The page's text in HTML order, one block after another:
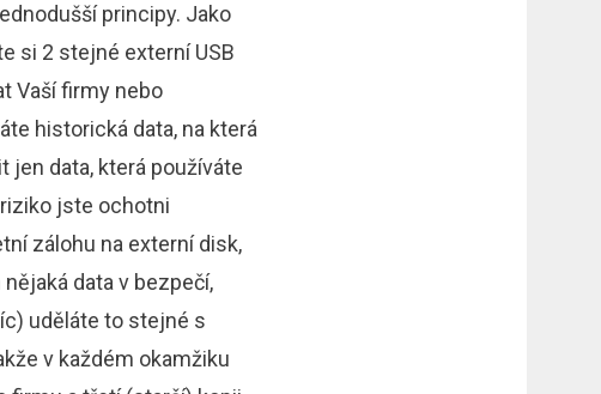
principy. Jako
si 2 stejné externí USB
Vaší firmy nebo
historická data, na která
jen data, která používáte
jste ochotni
zálohu na externí disk,
data v bezpečí,
uděláte to stejné s
v každém okamžiku